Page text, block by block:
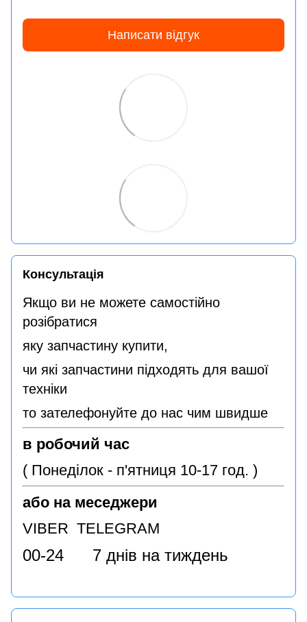
Написати відгук
Консультація
Якщо ви не можете самостійно
розібратися
яку запчастину купити,
чи які запчастини підходять для вашої
техніки
то зателефонуйте до нас чим швидше
в робочий час
( Понеділок - п'ятниця 10-17 год. )
або на меседжери
VIBER TELEGRAM
00-24 7 днів на тиждень